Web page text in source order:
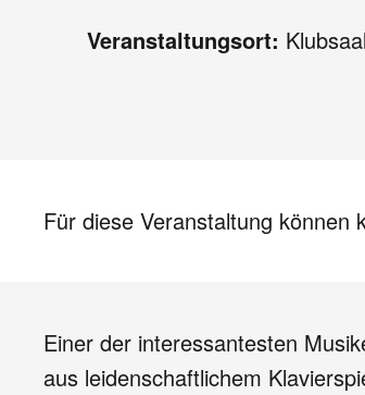
Veranstaltungsort: Klubsaal
Für diese Veranstaltung können
Einer der interessantesten
aus leidenschaftlichem